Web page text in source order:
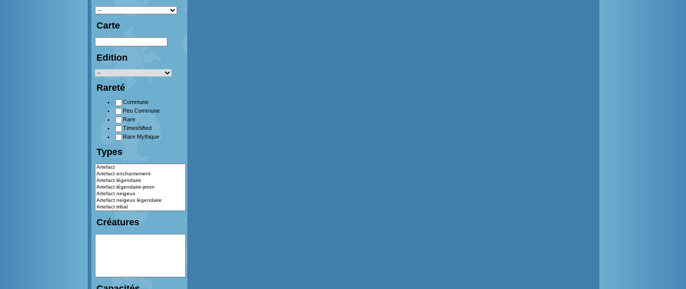
Carte
Edition
Rareté
Commune
Peu Commune
Rare
Timeshifted
Rare Mythique
Types
Créatures